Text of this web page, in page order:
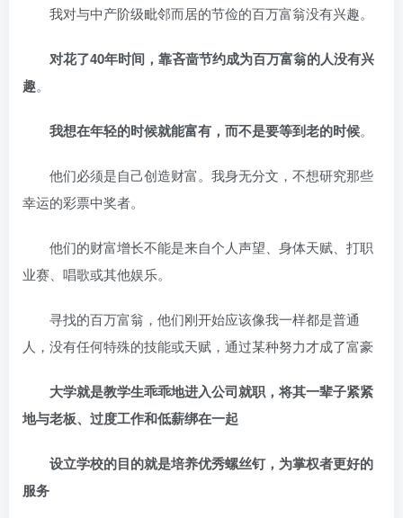
我对与中产阶级毗邻而居的节俭的百万富翁没有兴趣。
对花了40年时间，靠吝啬节约成为百万富翁的人没有兴
趣。
我想在年轻的时候就能富有，而不是要等到老的时候。
他们必须是自己创造财富。我身无分文，不想研究那些
幸运的彩票中奖者。
他们的财富增长不能是来自个人声望、身体天赋、打职
业赛、唱歌或其他娱乐。
寻找的百万富翁，他们刚开始应该像我一样都是普通
人，没有任何特殊的技能或天赋，通过某种努力才成了富豪
大学就是教学生乖乖地进入公司就职，将其一辈子紧紧
地与老板、过度工作和低薪绑在一起
设立学校的目的就是培养优秀螺丝钉，为掌权者更好的
服务